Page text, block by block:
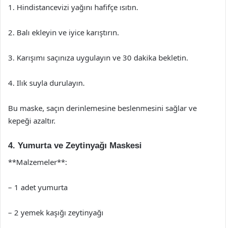
1. Hindistancevizi yağını hafifçe ısıtın.
2. Balı ekleyin ve iyice karıştırın.
3. Karışımı saçınıza uygulayın ve 30 dakika bekletin.
4. Ilık suyla durulayın.
Bu maske, saçın derinlemesine beslenmesini sağlar ve
kepeği azaltır.
4. Yumurta ve Zeytinyağı Maskesi
**Malzemeler**:
– 1 adet yumurta
– 2 yemek kaşığı zeytinyağı